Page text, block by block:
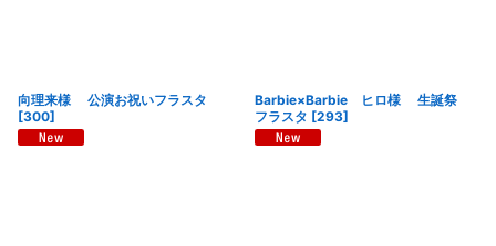
向理来様 公演お祝いフラスタ
[300]
Barbie×Barbie ヒロ様 生誕祭
フラスタ [293]